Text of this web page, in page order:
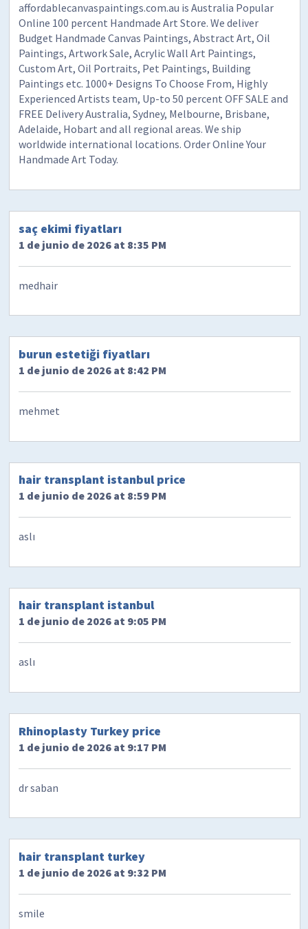
affordablecanvaspaintings.com.au is Australia Popular
Online 100 percent Handmade Art Store. We deliver
Budget Handmade Canvas Paintings, Abstract Art, Oil
Paintings, Artwork Sale, Acrylic Wall Art Paintings,
Custom Art, Oil Portraits, Pet Paintings, Building
Paintings etc. 1000+ Designs To Choose From, Highly
Experienced Artists team, Up-to 50 percent OFF SALE and
FREE Delivery Australia, Sydney, Melbourne, Brisbane,
Adelaide, Hobart and all regional areas. We ship
worldwide international locations. Order Online Your
Handmade Art Today.
saç ekimi fiyatları
1 de junio de 2026 at 8:35 PM
medhair
burun estetiği fiyatları
1 de junio de 2026 at 8:42 PM
mehmet
hair transplant istanbul price
1 de junio de 2026 at 8:59 PM
aslı
hair transplant istanbul
1 de junio de 2026 at 9:05 PM
aslı
Rhinoplasty Turkey price
1 de junio de 2026 at 9:17 PM
dr saban
hair transplant turkey
1 de junio de 2026 at 9:32 PM
smile